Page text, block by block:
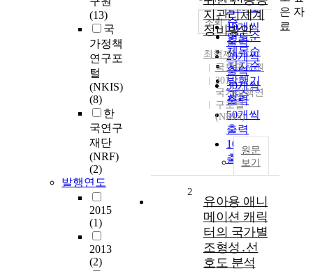
(13)
국
가정책
연구포
털
(NKIS)
(8)
한
국연구
재단
(NRF)
(2)
발행연도
2015
(1)
2013
(2)
인기도
순
연도순
제목순
저자순
발행기
관순
내림차순
10개씩
출력
20개씩
출력
30개씩
출력
50개씩
출력
100개씩
출력
조회
지관리체계
정비방안
최혁재
국토연구원
2013
국가정책연
구포털
(NKIS)
원문
보기
2
유아용 애니
메이션 캐릭
터의 국가별
조형성․선
호도 분석
은 자
료